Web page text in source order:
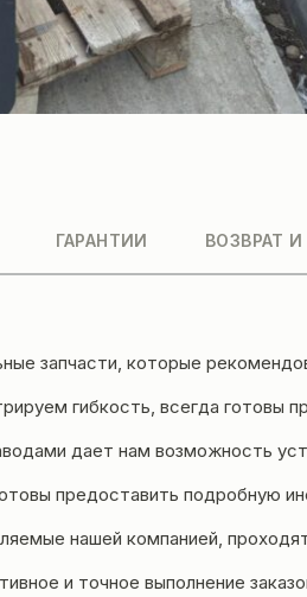
ГАРАНТИИ ВОЗВРАТ
запчасти, которые
гибкость, всегда готовы
дает нам возможность
предоставить подробную
нашей компанией,
и точное выполнение